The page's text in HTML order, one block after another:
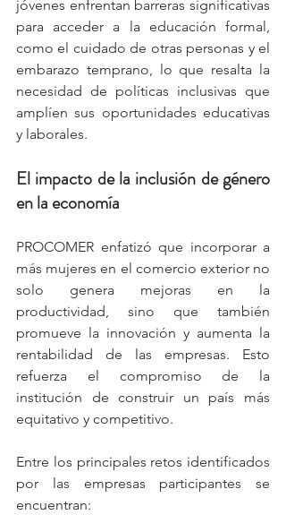
jóvenes enfrentan barreras significativas
para acceder a la educación formal,
como el cuidado de otras personas y el
embarazo temprano, lo que resalta la
necesidad de políticas inclusivas que
amplíen sus oportunidades educativas
y laborales.
El impacto de la inclusión de género
en la economía
PROCOMER enfatizó que incorporar a
más mujeres en el comercio exterior no
solo genera mejoras en la
productividad, sino que también
promueve la innovación y aumenta la
rentabilidad de las empresas. Esto
refuerza el compromiso de la
institución de construir un país más
equitativo y competitivo.
Entre los principales retos identificados
por las empresas participantes se
encuentran: